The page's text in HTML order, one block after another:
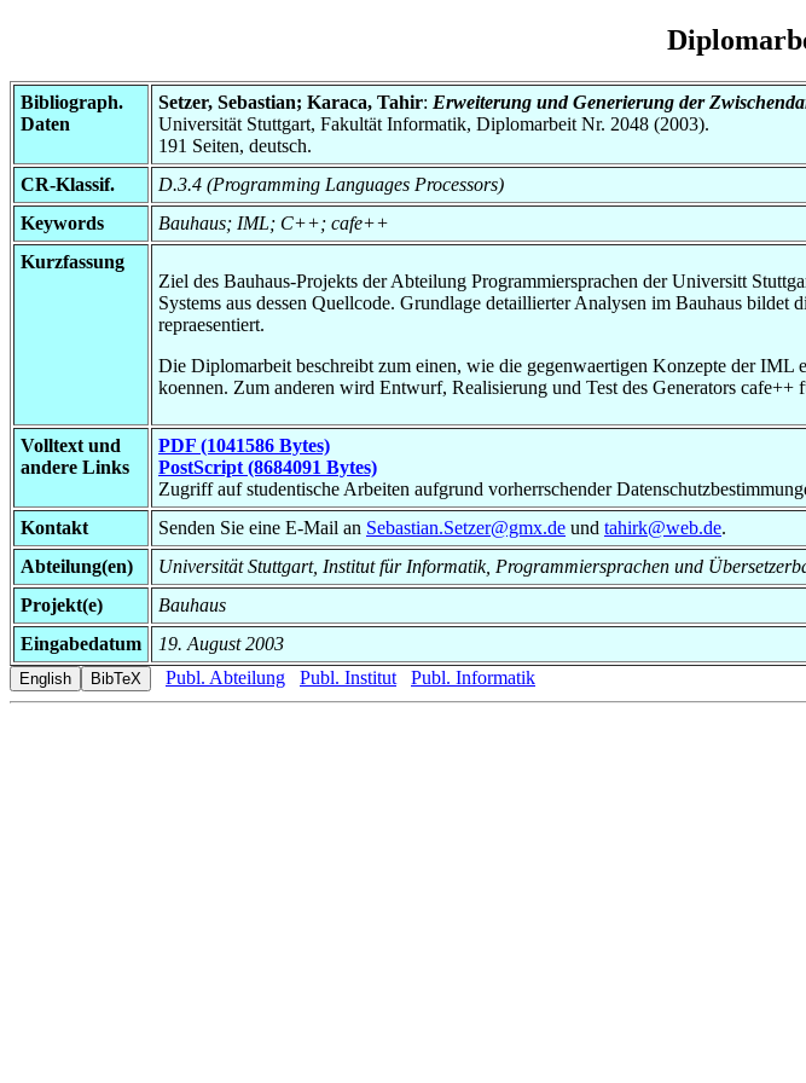
Bibliograph.
Daten
Setzer, Sebastian; Karaca, Tahir: Erweiterung und Generierung der
Universität Stuttgart, Fakultät Informatik, Diplomarbeit Nr. 2048 (2003).
191 Seiten, deutsch.
CR-Klassif.
D.3.4 (Programming Languages Processors)
Keywords
Bauhaus; IML; C++; cafe++
Kurzfassung
Ziel des Bauhaus-Projekts der Abteilung Programmiersprachen der Universitt
Systems aus dessen Quellcode. Grundlage detaillierter Analysen im Bauhaus
repraesentiert.
Die Diplomarbeit beschreibt zum einen, wie die gegenwaertigen Konzepte der IML
koennen. Zum anderen wird Entwurf, Realisierung und Test des Generators cafe++
Volltext und
andere Links
PDF (1041586 Bytes)
PostScript (8684091 Bytes)
Zugriff auf studentische Arbeiten aufgrund vorherrschender
Kontakt
Senden Sie eine E-Mail an Sebastian.Setzer@gmx.de und tahirk@web.de.
Abteilung(en)
Universität Stuttgart, Institut für Informatik, Programmiersprachen und
Projekt(e)
Bauhaus
Eingabedatum
19. August 2003
Publ. Abteilung
Publ. Institut Publ. Informatik